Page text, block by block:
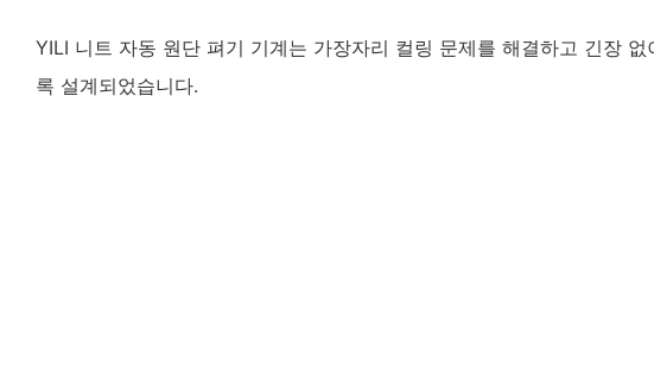
YILI 니트 자동 원단 펴기 기계는 가장자리 컬링 문제를 해결하고 긴장 없
록 설계되었습니다.